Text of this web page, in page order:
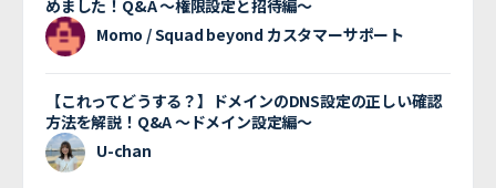
めました！Q&A 〜権限設定と招待編〜
Momo / Squad beyond カスタマーサポート
【これってどうする？】ドメインのDNS設定の正しい確認
方法を解説！Q&A 〜ドメイン設定編〜
U-chan